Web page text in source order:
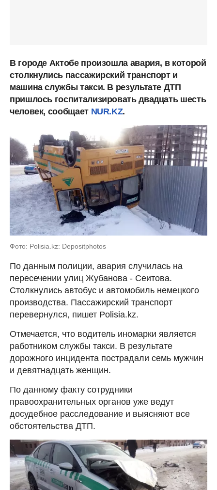
В городе Актобе произошла авария, в которой
столкнулись пассажирский транспорт и
машина службы такси. В результате ДТП
пришлось госпитализировать двадцать шесть
человек, сообщает NUR.KZ.
Фото: Polisia.kz: Depositphotos
По данным полиции, авария случилась на
пересечении улиц Жубанова - Сеитова.
Столкнулись автобус и автомобиль немецкого
производства. Пассажирский транспорт
перевернулся, пишет Polisia.kz.
Отмечается, что водитель иномарки является
работником службы такси. В результате
дорожного инцидента пострадали семь мужчин
и девятнадцать женщин.
По данному факту сотрудники
правоохранительных органов уже ведут
досудебное расследование и выясняют все
обстоятельства ДТП.